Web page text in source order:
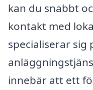
kan du snabbt
kontakt med
specialiserar sig
innebär att ett